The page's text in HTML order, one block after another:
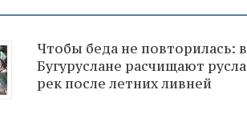
Чтобы беда не повторилась: в
Бугуруслане расчищают русла
рек после летних ливней